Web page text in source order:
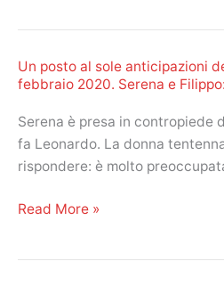
al
1°
febbraio
2020!
Un posto al sole anticipazioni
febbraio 2020. Serena e
Serena è presa in contropiede
fa Leonardo. La donna
rispondere: è molto
Un
Read More »